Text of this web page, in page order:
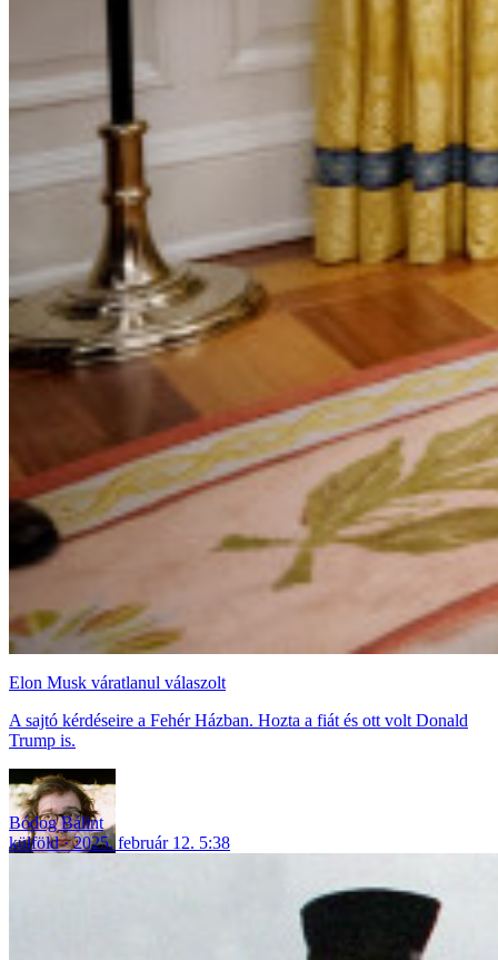
Elon Musk váratlanul válaszolt
A sajtó kérdéseire a Fehér Házban. Hozta a fiát és ott volt Donald
Trump is.
Bódog Bálint
külföld
2025. február 12. 5:38